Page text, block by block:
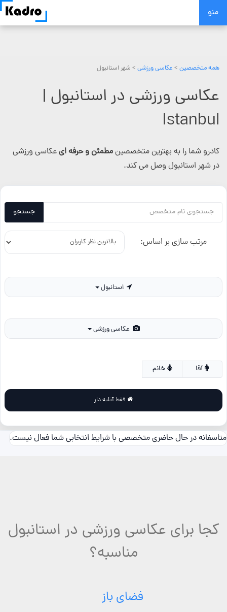
Skip
منو
همه متخصصین > عکاسی ورزشی > شهر استانبول
عکاسی ورزشی در استانبول |
Istanbul
کادرو شما را به بهترین متخصصینمطمئن و حرفه ایعکاسی ورزشی
در شهر استانبول وصل می کند.
جستجو
مرتب سازی بر اساس:
خانم
متاسفانه در حال حاضری متخصصی با شرایط انتخابی شما فعال نیست.
کجا برای عکاسی ورزشی در استانبول
مناسبه؟
فضای باز